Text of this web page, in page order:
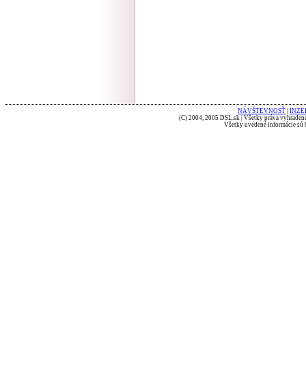
NÁVŠTEVNOSŤ
(C) 2004, 2005 DSL.sk | Všetky práva
Všetky uvedené informácie sú